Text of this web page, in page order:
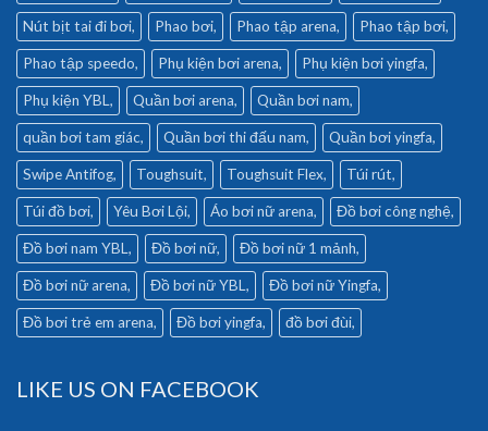
Nút bịt tai đi bơi Phao bơi Phao tập arena Phao tập bơi
Phao tập speedo Phụ kiện bơi arena Phụ kiện bơi yingfa
Phụ kiện YBL Quần bơi arena Quần bơi nam
quần bơi tam giác Quần bơi thi đấu nam Quần bơi yingfa
Swipe Antifog Toughsuit Toughsuit Flex Túi rút
Túi đồ bơi Yêu Bơi Lội Áo bơi nữ arena Đồ bơi công nghệ
Đồ bơi nam YBL Đồ bơi nữ Đồ bơi nữ 1 mảnh
Đồ bơi nữ arena Đồ bơi nữ YBL Đồ bơi nữ Yingfa
Đồ bơi trẻ em arena Đồ bơi yingfa đồ bơi đùi
LIKE US ON FACEBOOK